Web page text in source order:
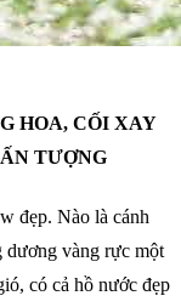
HOA, CỐI XAY
TƯỢNG
đẹp. Nào là cánh
dương vàng rực một
có cả hồ nước đẹp